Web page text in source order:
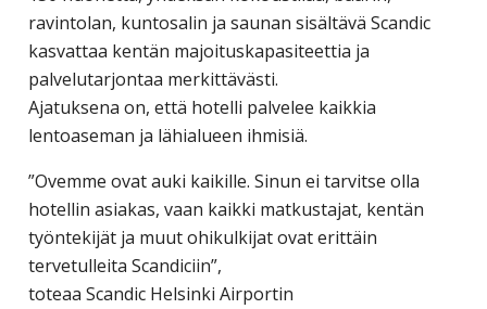
ravintolan, kuntosalin ja saunan sisältävä Scandic
kasvattaa kentän majoituskapasiteettia ja
palvelutarjontaa merkittävästi.
Ajatuksena on, että hotelli palvelee kaikkia
lentoaseman ja lähialueen ihmisiä.
”Ovemme ovat auki kaikille. Sinun ei tarvitse olla
hotellin asiakas, vaan kaikki matkustajat, kentän
työntekijät ja muut ohikulkijat ovat erittäin
tervetulleita Scandiciin”,
toteaa Scandic Helsinki Airportin